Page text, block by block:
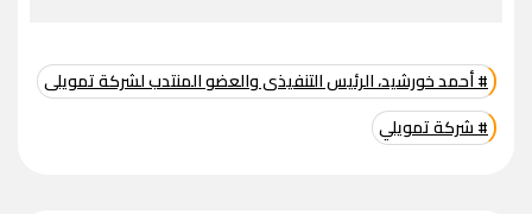
# أحمد خورشيد، الرئيس التنفيذى والعضو المنتدب لشركة تمويلى
# شركة تمويلي